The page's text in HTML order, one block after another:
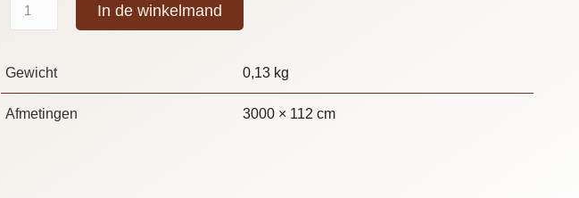
In de winkelmand
Gewicht 0,13 kg
Afmetingen 3000 × 112 cm